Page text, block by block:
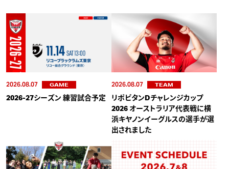
2026.08.07 GAME
2026-27シーズン 練習試合予定
2026.08.07 TEAM
リポビタンDチャレンジカップ
2026 オーストラリア代表戦に横
浜キヤノンイーグルスの選手が選
出されました